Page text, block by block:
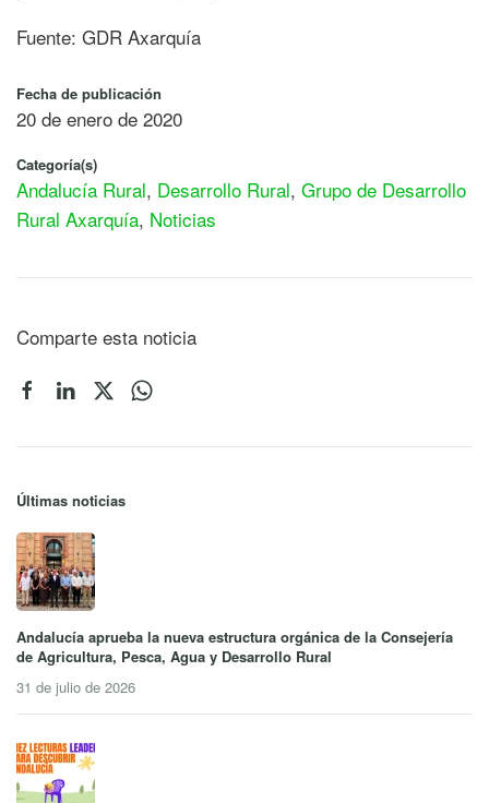
Fuente: GDR Axarquía
Fecha de publicación
20 de enero de 2020
Categoría(s)
Andalucía Rural, Desarrollo Rural, Grupo de Desarrollo
Rural Axarquía, Noticias
Comparte esta noticia
Últimas noticias
Andalucía aprueba la nueva estructura orgánica de la Consejería
de Agricultura, Pesca, Agua y Desarrollo Rural
31 de julio de 2026